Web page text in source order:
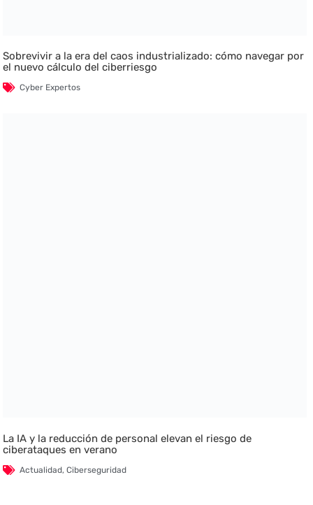
Sobrevivir a la era del caos industrializado: cómo navegar por
el nuevo cálculo del ciberriesgo
Cyber Expertos
La IA y la reducción de personal elevan el riesgo de
ciberataques en verano
Actualidad,Ciberseguridad